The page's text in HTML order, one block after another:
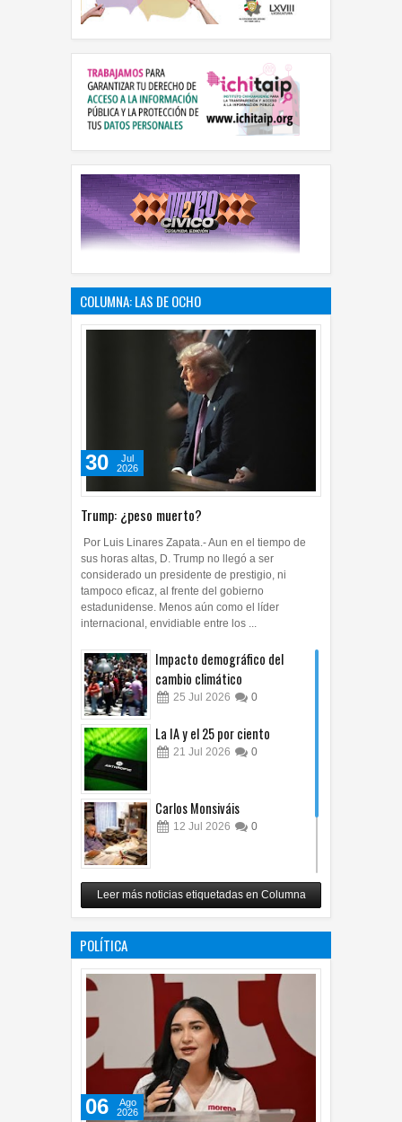
COLUMNA: LAS DE OCHO
Trump: ¿peso muerto?
30
2026
sus horas altas, D. Trump no llegó a ser
considerado un presidente de prestigio, ni
tampoco eficaz, al frente del gobierno
estadunidense. Menos aún como el líder
internacional, envidiable entre los ...
cambio climático
25 Jul 2026
21 Jul 2026 0
12 Jul 2026
artificial
07 Jul 2026 0
Leer más noticias etiquetadas en Columna
POLÍTICA
06
Ago
2026